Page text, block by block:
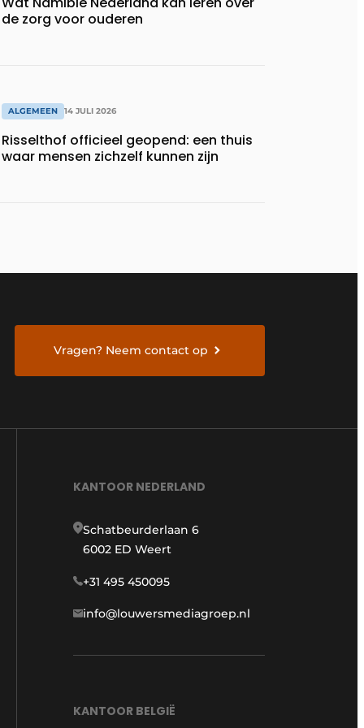
de zorg voor ouderen
ALGEMEEN 14 JULI 2026
Risselthof officieel geopend: een thuis
waar mensen zichzelf kunnen zijn
Vragen? Neem contact op
KANTOOR NEDERLAND
Schatbeurderlaan 6
6002 ED Weert
+31 495 450095
info@louwersmediagroep.nl
KANTOOR BELGIË